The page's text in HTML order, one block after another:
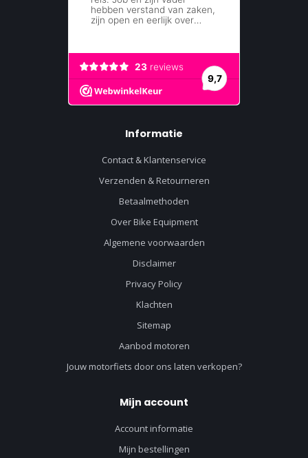
Informatie
Contact & Klantenservice
Verzenden & Retourneren
Betaalmethoden
Over Bike Equipment
Algemene voorwaarden
Disclaimer
Privacy Policy
Klachten
Sitemap
Aanbod motoren
Jouw motorfiets door ons laten verkopen?
Mijn account
Account informatie
Mijn bestellingen